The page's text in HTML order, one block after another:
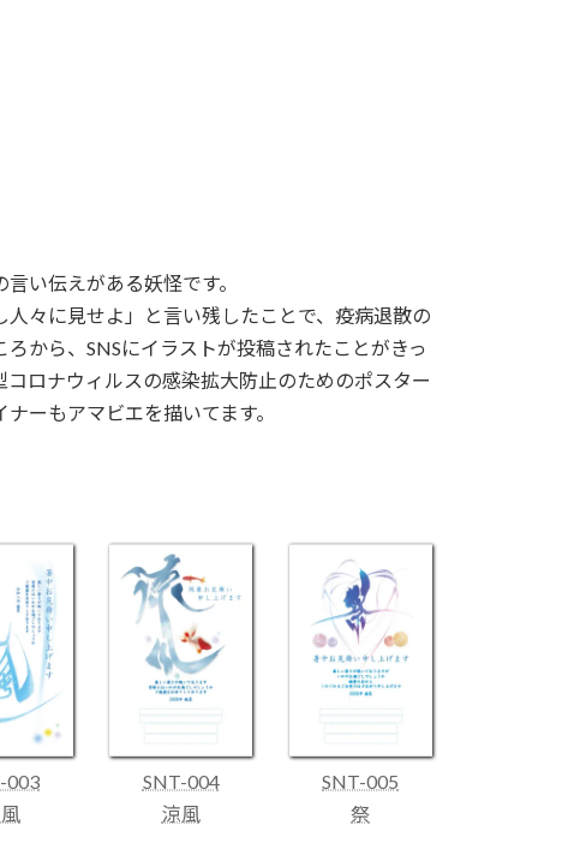
い伝えがある妖怪です。
人々に見せよ」と言い残したことで、疫病退散の
から、SNSにイラストが投稿されたことがきっ
ロナウィルスの感染拡大防止のためのポスター
ーもアマビエを描いてます。
003
SNT-004
涼風
SNT-005
祭